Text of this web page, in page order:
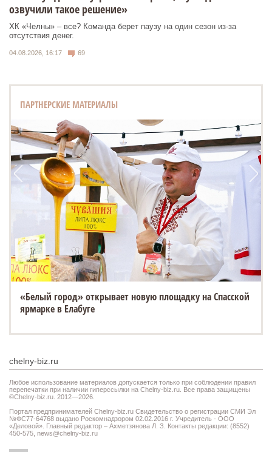
озвучили такое решение»
ХК «Челны» – все? Команда берет паузу на один сезон из-за
отсутствия денег.
04.08.2026, 16:17 69
ПАРТНЕРСКИЕ МАТЕРИАЛЫ
«Белый город» открывает новую площадку на Спасской
ярмарке в Елабуге
chelny-biz.ru
Любое использование материалов допускается только при соблюдении правил
перепечатки при наличии гиперссылки на Chelny-biz.ru. Все права защищены
©Chelny-biz.ru. 2012—2026.
Портал предпринимателей Chelny-biz.ru Свидетельство о регистрации СМИ Эл
№ФС77-64768 выдано Роскомнадзором 02.02.2016 г. Учредитель - ООО
«Деловой». Главный редактор – Ахметзянова Л. З. Контакты редакции: (8552)
450-575, news@chelny-biz.ru